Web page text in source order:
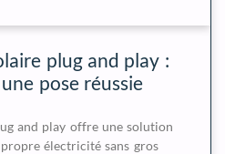
plug and play :
pose réussie
and play offre une solution
électricité sans gros